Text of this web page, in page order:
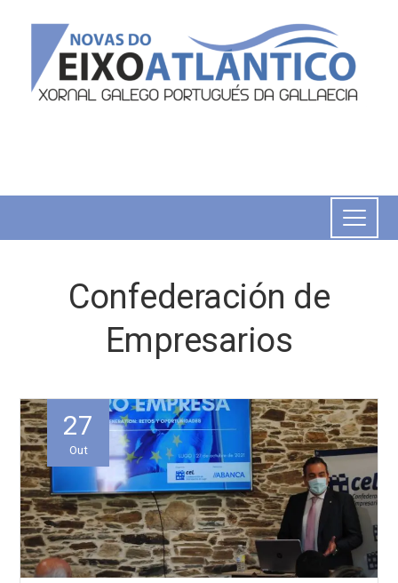
Confederación de
Empresarios
27
Out